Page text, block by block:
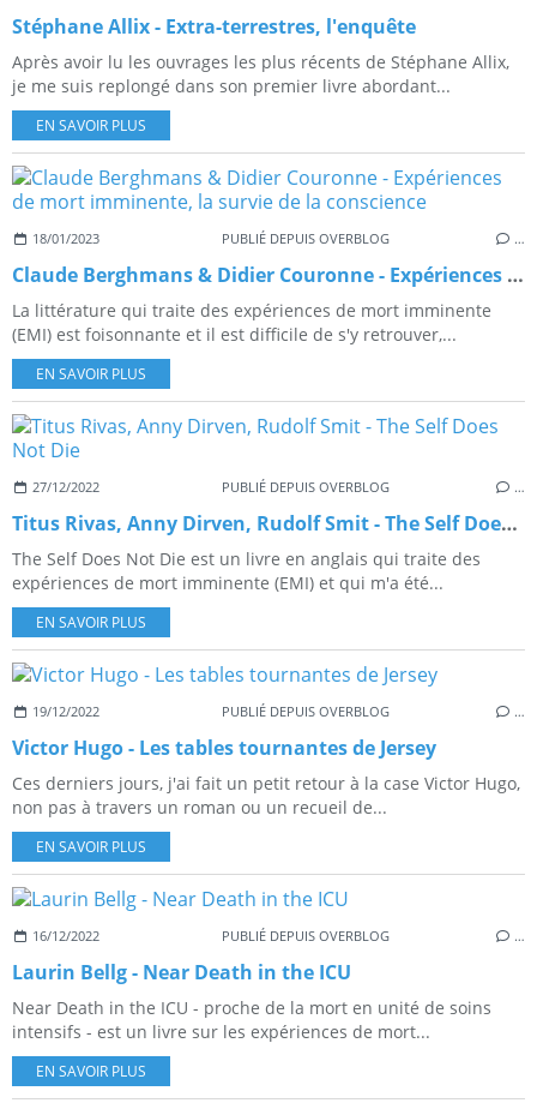
Stéphane Allix - Extra-terrestres, l'enquête
Après avoir lu les ouvrages les plus récents de Stéphane Allix,
je me suis replongé dans son premier livre abordant...
EN SAVOIR PLUS
18/01/2023 PUBLIÉ DEPUIS OVERBLOG …
Claude Berghmans & Didier Couronne - Expériences de mort imminente, la survie de la conscience
La littérature qui traite des expériences de mort imminente
(EMI) est foisonnante et il est difficile de s'y retrouver,...
EN SAVOIR PLUS
27/12/2022 PUBLIÉ DEPUIS OVERBLOG …
Titus Rivas, Anny Dirven, Rudolf Smit - The Self Does Not Die
The Self Does Not Die est un livre en anglais qui traite des
expériences de mort imminente (EMI) et qui m'a été...
EN SAVOIR PLUS
19/12/2022 PUBLIÉ DEPUIS OVERBLOG …
Victor Hugo - Les tables tournantes de Jersey
Ces derniers jours, j'ai fait un petit retour à la case Victor Hugo,
non pas à travers un roman ou un recueil de...
EN SAVOIR PLUS
16/12/2022 PUBLIÉ DEPUIS OVERBLOG …
Laurin Bellg - Near Death in the ICU
Near Death in the ICU - proche de la mort en unité de soins
intensifs - est un livre sur les expériences de mort...
EN SAVOIR PLUS